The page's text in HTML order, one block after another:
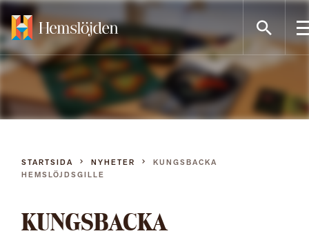
direkt
till
innehållet
STARTSIDA NYHETER
KUNGSBACKA
HEMSLÖJDSGILLE
KUNGSBACKA